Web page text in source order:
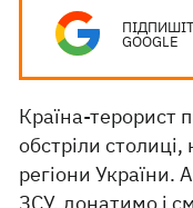
GOOGLE
Країна-терорист
обстріли столиці,
регіони України.